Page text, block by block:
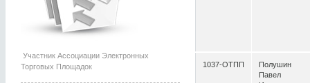
Участник Ассоциации Электронных
Торговых Площадок
1037-ОТПП
Полушин
Павел